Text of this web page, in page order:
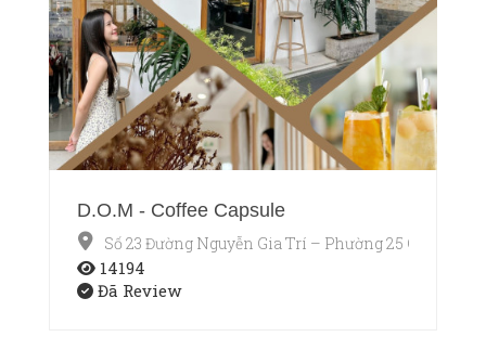
D.O.M - Coffee Capsule
Số 23 Đường Nguyễn Gia Trí – Phường 25 Quận
14194
Đã Review